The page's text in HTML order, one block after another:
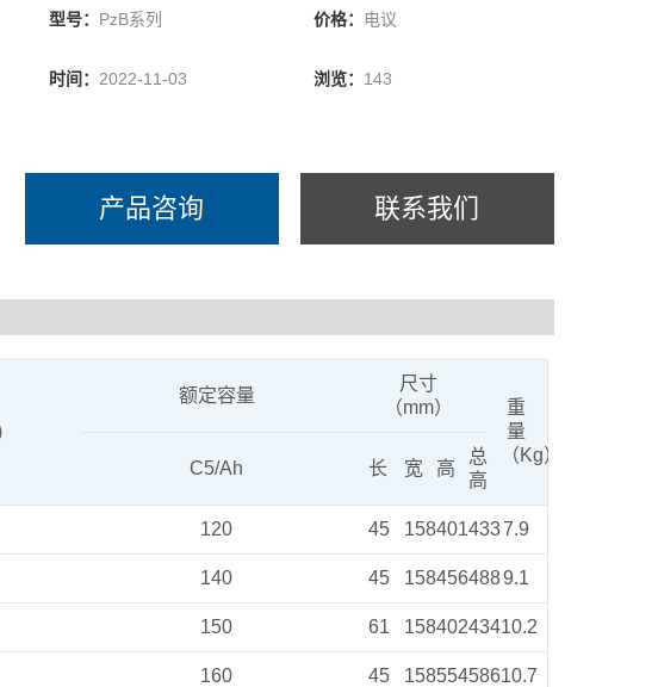
型号： PzB系列 价格： 电议
时间： 2022-11-03 浏览： 143
产品咨询 联系我们
额定容量
尺寸
（mm）
重
量
（Kg）
C5/Ah 长 宽 高
总
高
120 45 1584014337.9
140 45 1584564889.1
150 61 15840243410.2
160 45 15855458610.7